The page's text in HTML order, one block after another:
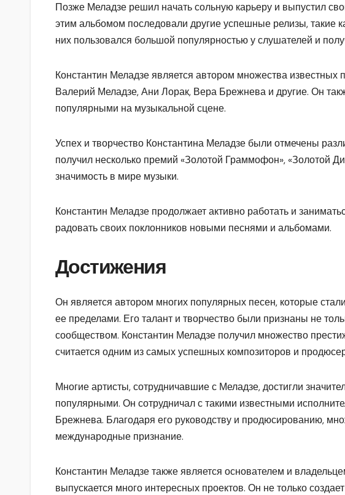
Позже Меладзе решил начать сольную карьеру и выпустил
этим альбомом последовали другие успешные релизы, такие
них пользовался большой популярностью у слушателей и
Константин Меладзе является автором множества известных
Валерий Меладзе, Ани Лорак, Вера Брежнева и другие. Он
популярными на музыкальной сцене.
Успех и творчество Константина Меладзе были отмечены
получил несколько премий «Золотой Граммофон», «Золотой
значимость в мире музыки.
Константин Меладзе продолжает активно работать и
радовать своих поклонников новыми песнями и альбомами.
Достижения
Он является автором многих популярных песен, которые
ее пределами. Его талант и творчество были признаны не
сообществом. Константин Меладзе получил множество
считается одним из самых успешных композиторов и
Многие артисты, сотрудничавшие с Меладзе, достигли
популярными. Он сотрудничал с такими известными
Брежнева. Благодаря его руководству и продюсированию,
международные признание.
Константин Меладзе также является основателем и
выпускается много интересных проектов. Он не только